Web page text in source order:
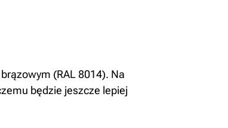
(RAL 8014). Na
będzie jeszcze lepiej